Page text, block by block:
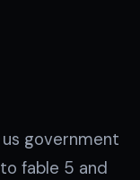
government
fable 5 and